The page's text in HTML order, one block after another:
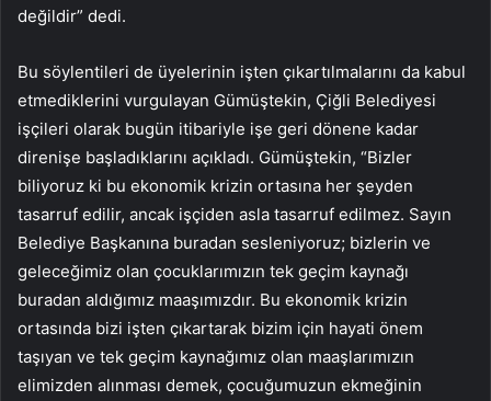
değildir” dedi.
Bu söylentileri de üyelerinin işten çıkartılmalarını da kabul
etmediklerini vurgulayan Gümüştekin, Çiğli Belediyesi
işçileri olarak bugün itibariyle işe geri dönene kadar
direnişe başladıklarını açıkladı. Gümüştekin, “Bizler
biliyoruz ki bu ekonomik krizin ortasına her şeyden
tasarruf edilir, ancak işçiden asla tasarruf edilmez. Sayın
Belediye Başkanına buradan sesleniyoruz; bizlerin ve
geleceğimiz olan çocuklarımızın tek geçim kaynağı
buradan aldığımız maaşımızdır. Bu ekonomik krizin
ortasında bizi işten çıkartarak bizim için hayati önem
taşıyan ve tek geçim kaynağımız olan maaşlarımızın
elimizden alınması demek, çocuğumuzun ekmeğinin